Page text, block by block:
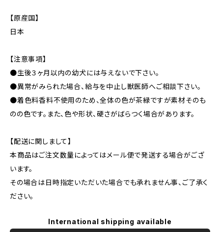
【原産国】
日本
【注意事項】
●生後３ヶ月以内の幼犬には与えないで下さい。
●異常がみられた場合、給与を中止し獣医師へご相談下さい。
●着色料香料不使用のため、全体の色が茶緑ですが素材そのも
のの色です。また、色や形状、硬さがばらつく場合があります。
【配送に関しまして】
本商品はご注文数量によってはメール便で発送する場合がござ
います。
その場合は日時指定いただいた場合でも承れません事、ご了承く
ださい。
International shipping available